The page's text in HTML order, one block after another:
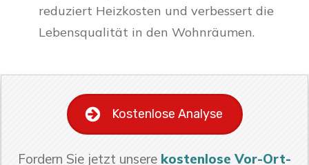
reduziert Heizkosten und verbessert die
Lebensqualität in den Wohnräumen.
Kostenlose Analyse
Fordern Sie jetzt unsere kostenlose Vor-Ort-